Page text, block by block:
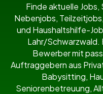
Finde aktuelle
Nebenjobs,
und Haushaltshilfe-
Lahr/Schwarzwald.
Bewerber mit
Auftraggebern aus
Babysitting,
Seniorenbetreuung,